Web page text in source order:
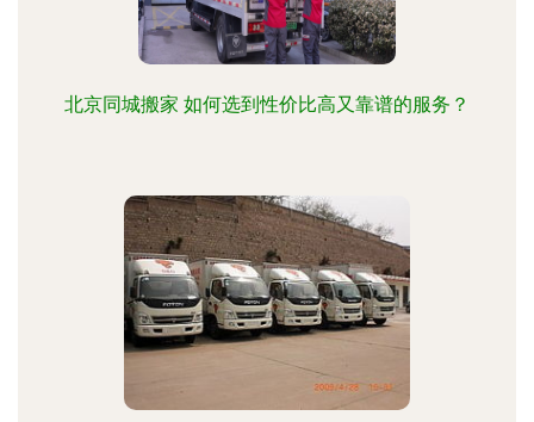
北京同城搬家 如何选到性价比高又靠谱的服务？